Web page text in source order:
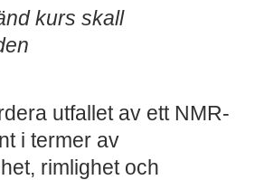
kurs skall
utfallet av ett NMR-
i termer av
rimlighet och